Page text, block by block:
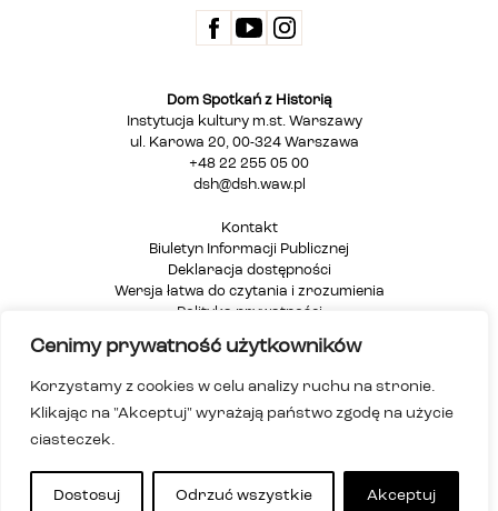
Cenimy prywatność użytkowników
Korzystamy z cookies w celu analizy ruchu na stronie.
Klikając na "Akceptuj" wyrażają państwo zgodę na użycie
ciasteczek.
Dostosuj Odrzuć wszystkie Akceptuj
Dom Spotkań z Historią
Instytucja kultury m.st. Warszawy
ul. Karowa 20, 00-324 Warszawa
+48 22 255 05 00
dsh@dsh.waw.pl
Kontakt
Biuletyn Informacji Publicznej
Deklaracja dostępności
Wersja łatwa do czytania i zrozumienia
Polityka prywatności
Mapa strony